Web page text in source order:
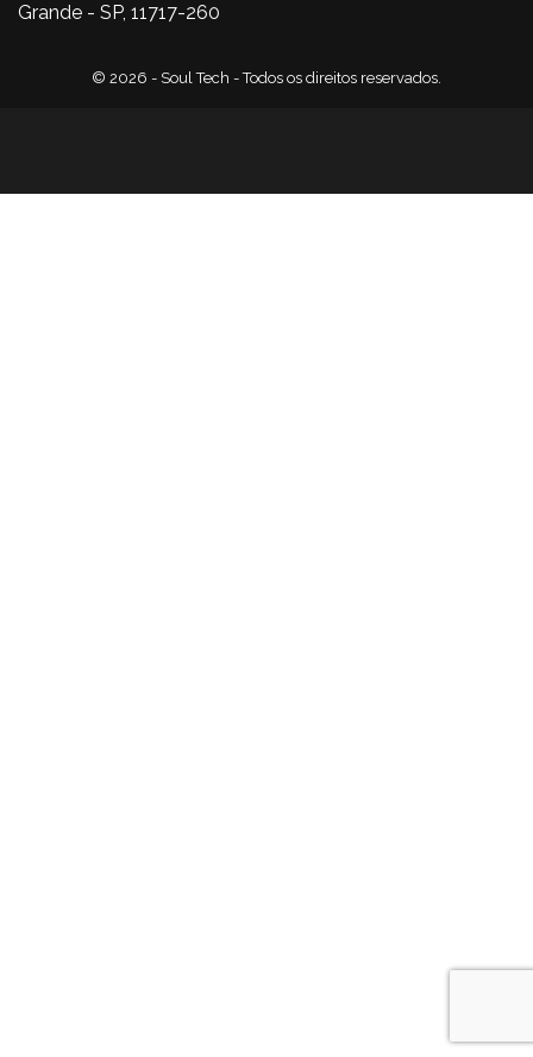
Grande - SP, 11717-260
© 2026 - Soul Tech - Todos os direitos reservados.